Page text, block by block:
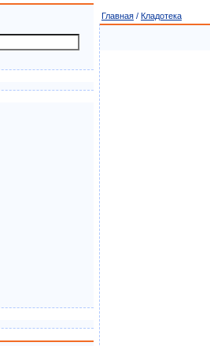
Главная / Кладотека